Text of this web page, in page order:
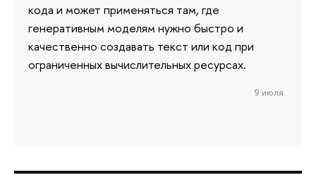
кода и может применяться там, где
генеративным моделям нужно быстро и
качественно создавать текст или код при
ограниченных вычислительных ресурсах.
9 июля